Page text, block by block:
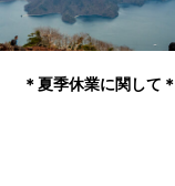
＊夏季休業に関して＊